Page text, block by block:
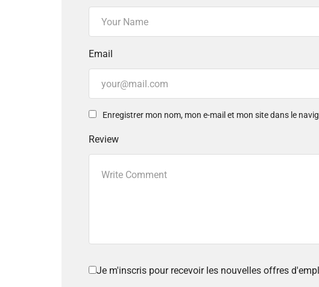
Email
Enregistrer mon nom, mon e-mail et mon site dans le
Review
Je m'inscris pour recevoir les nouvelles offres